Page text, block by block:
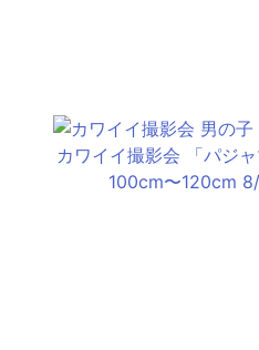
カワイイ撮影会 「パジ
100cm〜120cm